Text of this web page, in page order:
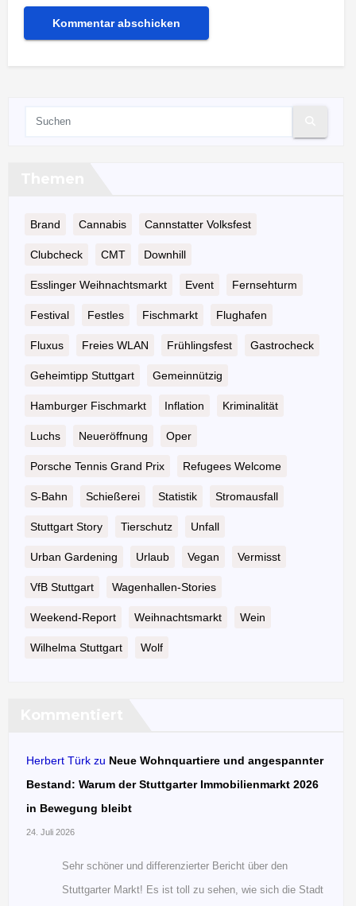
Brand Cannabis Cannstatter Volksfest
Clubcheck CMT Downhill
Esslinger Weihnachtsmarkt Event Fernsehturm
Festival Festles Fischmarkt Flughafen
Fluxus Freies WLAN Frühlingsfest Gastrocheck
Geheimtipp Stuttgart Gemeinnützig
Hamburger Fischmarkt Inflation Kriminalität
Luchs Neueröffnung Oper
Porsche Tennis Grand Prix Refugees Welcome
S-Bahn Schießerei Statistik Stromausfall
Stuttgart Story Tierschutz Unfall
Urban Gardening Urlaub Vegan Vermisst
VfB Stuttgart Wagenhallen-Stories
Weekend-Report Weihnachtsmarkt Wein
Wilhelma Stuttgart Wolf
Herbert Türk zu Neue Wohnquartiere und angespannter
Bestand: Warum der Stuttgarter Immobilienmarkt 2026
in Bewegung bleibt
24. Juli 2026
Sehr schöner und differenzierter Bericht über den
Stuttgarter Markt! Es ist toll zu sehen, wie sich die Stadt